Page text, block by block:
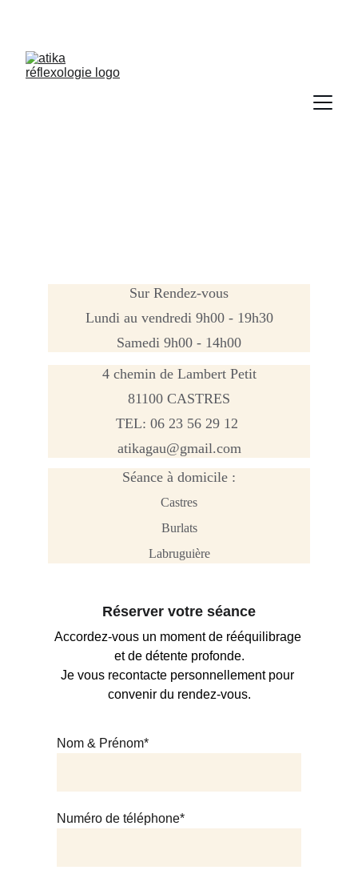
Sur Rendez-vous
Lundi au vendredi 9h00 - 19h30
Samedi 9h00 - 14h00
4 chemin de Lambert Petit
81100 CASTRES
TEL: 06 23 56 29 12
atikagau@gmail.com
Séance à domicile :
Castres
Burlats
Labruguière
Nom & Prénom*
Numéro de téléphone*
Réserver votre séance
Accordez-vous un moment de rééquilibrage
et de détente profonde.
Je vous recontacte personnellement pour
convenir du rendez-vous.